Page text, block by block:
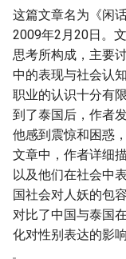
这篇文章名为《闲
2009年2月20日。
思考所构成，主要
中的表现与社会认
职业的认识十分有
到了泰国后，作者
他感到震惊和困惑
文章中，作者详细
以及他们在社会中
国社会对人妖的包
对比了中国与泰国
化对性别表达的影响